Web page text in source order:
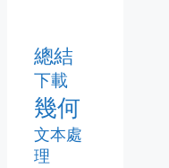
總結
下載
幾何
文本處
理